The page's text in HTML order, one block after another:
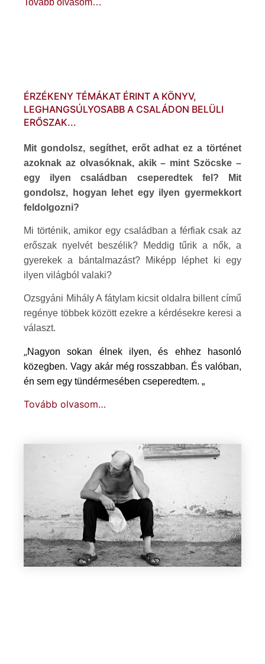
Tovább olvasom…
ÉRZÉKENY TÉMÁKAT ÉRINT A KÖNYV,
LEGHANGSÚLYOSABB A CSALÁDON BELÜLI
ERŐSZAK...
Mit gondolsz, segíthet, erőt adhat ez a történet
azoknak az olvasóknak, akik – mint Szöcske –
egy ilyen családban cseperedtek fel? Mit
gondolsz, hogyan lehet egy ilyen gyermekkort
feldolgozni?
Mi történik, amikor egy családban a férfiak csak az
erőszak nyelvét beszélik? Meddig tűrik a nők, a
gyerekek a bántalmazást? Miképp léphet ki egy
ilyen világból valaki?
Ozsgyáni Mihály A fátylam kicsit oldalra billent című
regénye többek között ezekre a kérdésekre keresi a
választ.
„Nagyon sokan élnek ilyen, és ehhez hasonló
közegben. Vagy akár még rosszabban. És valóban,
én sem egy tündérmesében cseperedtem. „
Tovább olvasom…